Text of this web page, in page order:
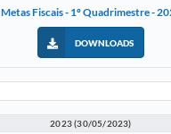
Metas Fiscais - 1º Quadrimestre -
DOWNLOADS
2023 (30/05/2023)